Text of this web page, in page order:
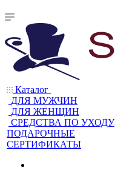
Каталог
ДЛЯ МУЖЧИН
ДЛЯ ЖЕНЩИН
CРЕДСТВА ПО УХОДУ
ПОДАРОЧНЫЕ
СЕРТИФИКАТЫ